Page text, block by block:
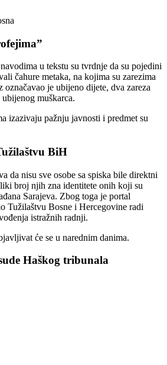
u tekstu su tvrdnje da su pojedini
čahure metaka, na kojima su zarezima
označavao je ubijeno dijete, dva zareza
muškarca.
izazivaju pažnju javnosti i predmet su
BiH
da nisu sve osobe sa spiska bile direktni
broj njih zna identitete onih koji su
Sarajeva. Zbog toga je portal
Tužilaštvu Bosne i Hercegovine radi
istražnih radnji.
će se u narednim danima.
Haškog tribunala